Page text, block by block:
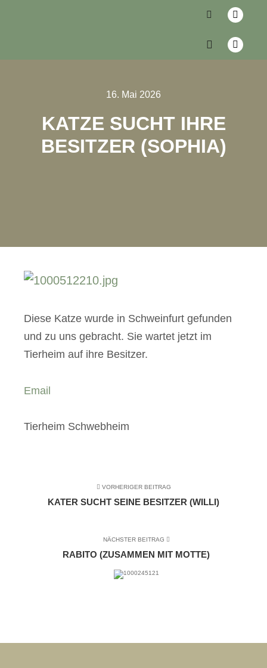
16. Mai 2026
KATZE SUCHT IHRE
BESITZER (SOPHIA)
Diese Katze wurde in Schweinfurt gefunden
und zu uns gebracht. Sie wartet jetzt im
Tierheim auf ihre Besitzer.
Email
Tierheim Schwebheim
VORHERIGER BEITRAG
KATER SUCHT SEINE BESITZER (WILLI)
NÄCHSTER BEITRAG
RABITO (ZUSAMMEN MIT MOTTE)